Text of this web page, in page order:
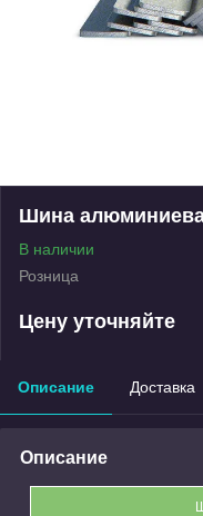
Шина
В наличии
Розница
Цену уточняйте
Описание Доставка
Описание